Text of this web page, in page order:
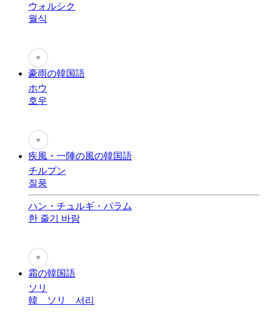
ウォルシク
월식
♥
豪雨の韓国語
ホウ
호우
♥
疾風・一陣の風の韓国語
チルプン
질풍
ハン・チュルギ・パラム
한 줄기 바람
♥
霜の韓国語
ソリ
韓 ソリ 서리